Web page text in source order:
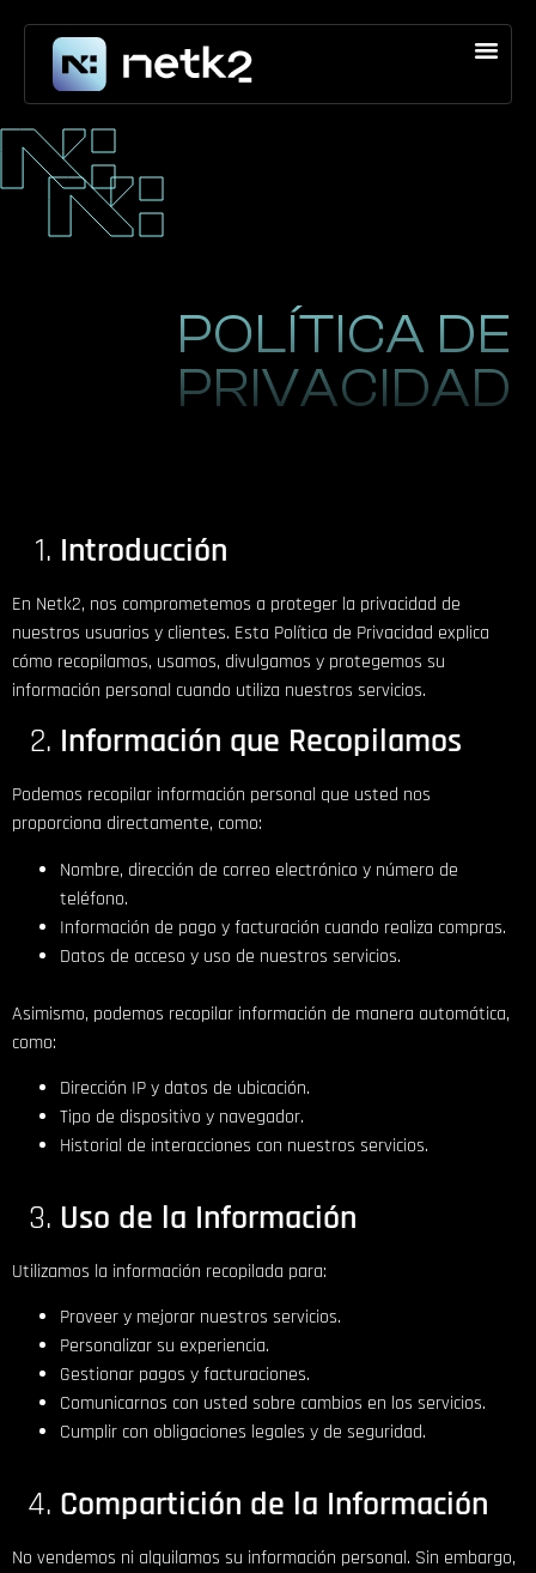
POLÍTICA DE
PRIVACIDAD
Introducción
En Netk2, nos comprometemos a proteger la privacidad de
nuestros usuarios y clientes. Esta Política de Privacidad explica
cómo recopilamos, usamos, divulgamos y protegemos su
información personal cuando utiliza nuestros servicios.
Información que Recopilamos
Podemos recopilar información personal que usted nos
proporciona directamente, como:
Nombre, dirección de correo electrónico y número de
teléfono.
Información de pago y facturación cuando realiza compras.
Datos de acceso y uso de nuestros servicios.
Asimismo, podemos recopilar información de manera automática,
como:
Dirección IP y datos de ubicación.
Tipo de dispositivo y navegador.
Historial de interacciones con nuestros servicios.
Uso de la Información
Utilizamos la información recopilada para:
Proveer y mejorar nuestros servicios.
Personalizar su experiencia.
Gestionar pagos y facturaciones.
Comunicarnos con usted sobre cambios en los servicios.
Cumplir con obligaciones legales y de seguridad.
Compartición de la Información
No vendemos ni alquilamos su información personal. Sin embargo,